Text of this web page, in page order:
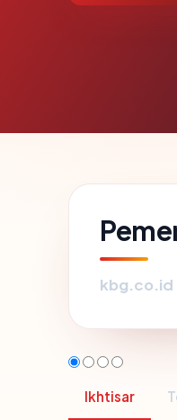
kbg.co.id
Ikhtisar